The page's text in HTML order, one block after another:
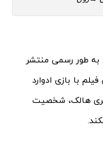
طور رسمی منتشر
با بازی ادوارد
هالک، شخصیت